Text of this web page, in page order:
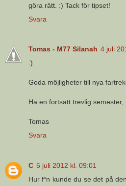
göra rätt. :) Tack för tipset!
Svara
Tomas - M77 Silanah 4 juli
:)
Goda möjligheter till nya
Ha en fortsatt trevlig semester,
Tomas
Svara
C 5 juli 2012 kl. 09:01
Hur f*n kunde du se det på